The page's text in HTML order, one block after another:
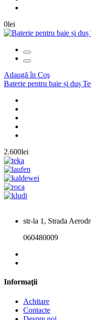
0lei
Adaugă în Coş
Baterie pentru baie și duș
2.600lei
str-la 1, Strada
060480009
Informaţii
Achitare
Contacte